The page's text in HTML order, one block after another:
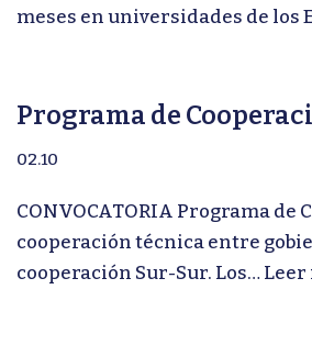
meses en universidades de los
Programa de
02.10
CONVOCATORIA Programa
cooperación técnica entre
cooperación Sur-Sur. Los… Leer